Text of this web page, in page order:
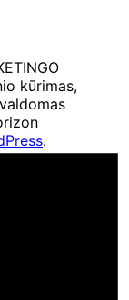
kūrimas,
.